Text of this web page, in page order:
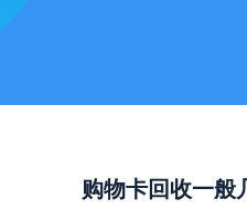
购物卡回收一般